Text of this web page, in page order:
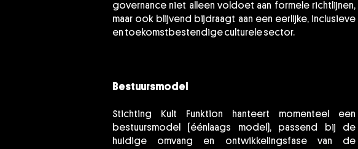
governance niet alleen voldoet aan formele richtlijnen,
maar ook blijvend bijdraagt aan een eerlijke, inclusieve
en toekomstbestendige culturele sector.
Bestuursmodel
Stichting Kult Funktion hanteert momenteel een
bestuursmodel (éénlaags model), passend bij de
huidige omvang en ontwikkelingsfase van de